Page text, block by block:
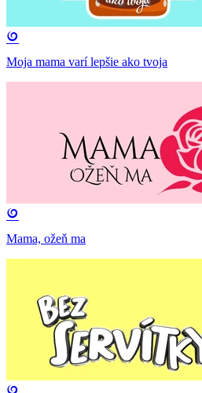
Moja mama varí lepšie ako tvoja
Mama, ožeň ma